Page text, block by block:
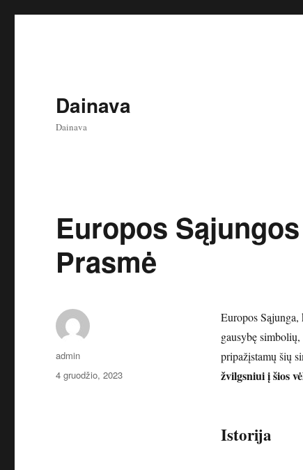
Dainava
Dainava
Europos
Prasmė
Europos
gausybę
pripažįstamų šių
žvilgsniui į šios
Istorija
Autorius
admin
Paskelbta
4 gruodžio, 2023